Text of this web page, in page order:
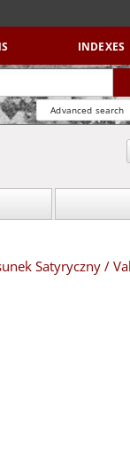
INDEXES
Advanced search
Satyryczny /